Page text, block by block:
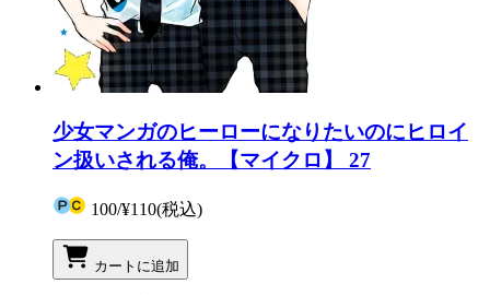
少女マンガのヒーローになりたいのにヒロイ
ン扱いされる俺。【マイクロ】 27
100/¥110(税込)
カートに追加